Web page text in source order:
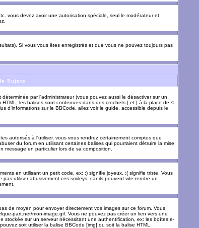
vous devez avoir une autorisation spéciale, seul le modérateur et
Si vous vous êtes enregistrés et que vous ne pouvez toujours pas
Sujets
par l'administrateur (vous pouvez aussi le désactiver sur un
les balises sont contenues dans des crochets [ et ] à la place de <
d'informations sur le BBCode, allez voir le guide, accessible depuis le
autorisés à l'utiliser, vous vous rendrez certainement comptes que
du forum en utilisant certaines balises qui pourraient détruire la mise
en particulier lors de sa composition.
en utilisant un petit code, ex: :) signifie joyeux, :( signifie triste. Vous
utiliser abusivement ces smileys, car ils peuvent vite rendre un
de moyen pour envoyer directement vos images sur ce forum. Vous
part.net/mon-image.gif. Vous ne pouvez pas créer un lien vers une
stockée sur un serveur nécessitant une authentification, ex: les boîtes e-
soit utiliser la balise BBCode [img] ou soit la balise HTML